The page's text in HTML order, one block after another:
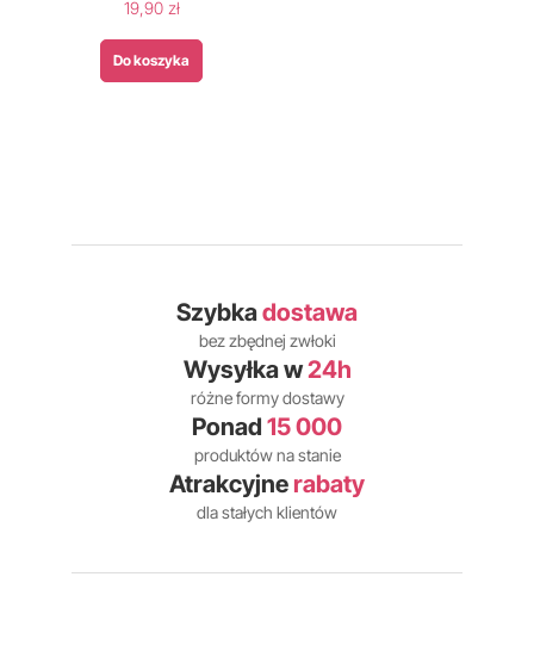
19,90 zł
Do koszyka
Szybkadostawa
bez zbędnej zwłoki
Wysyłka w24h
różne formy dostawy
Ponad 15 000
produktów na stanie
Atrakcyjne rabaty
dla stałych klientów